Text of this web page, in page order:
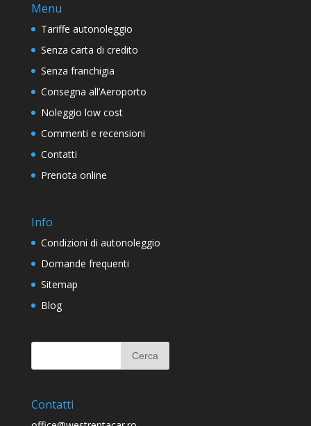
Menu
Tariffe autonoleggio
Senza carta di credito
Senza franchigia
Consegna all’Aeroporto
Noleggio low cost
Commenti e recensioni
Contatti
Prenota online
Info
Condizioni di autonoleggio
Domande frequenti
Sitemap
Blog
Contatti